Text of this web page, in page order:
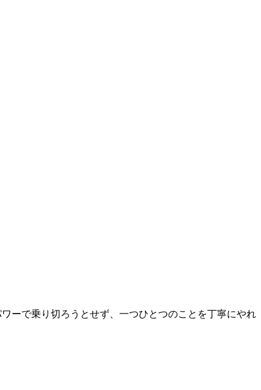
ーで乗り切ろうとせず、一つひとつのことを丁寧にやれ